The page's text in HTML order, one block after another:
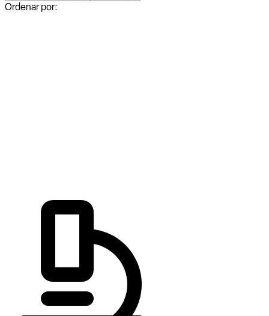
Ordenar por: